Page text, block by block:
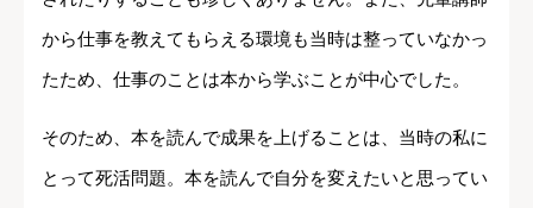
から仕事を教えてもらえる環境も当時は整っていなかっ
たため、仕事のことは本から学ぶことが中心でした。
そのため、本を読んで成果を上げることは、当時の私に
とって死活問題。本を読んで自分を変えたいと思ってい